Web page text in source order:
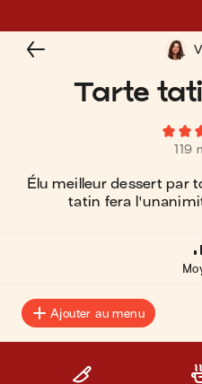
Tarte
119
Élu meilleur dessert par
tatin fera
Ajouter au menu